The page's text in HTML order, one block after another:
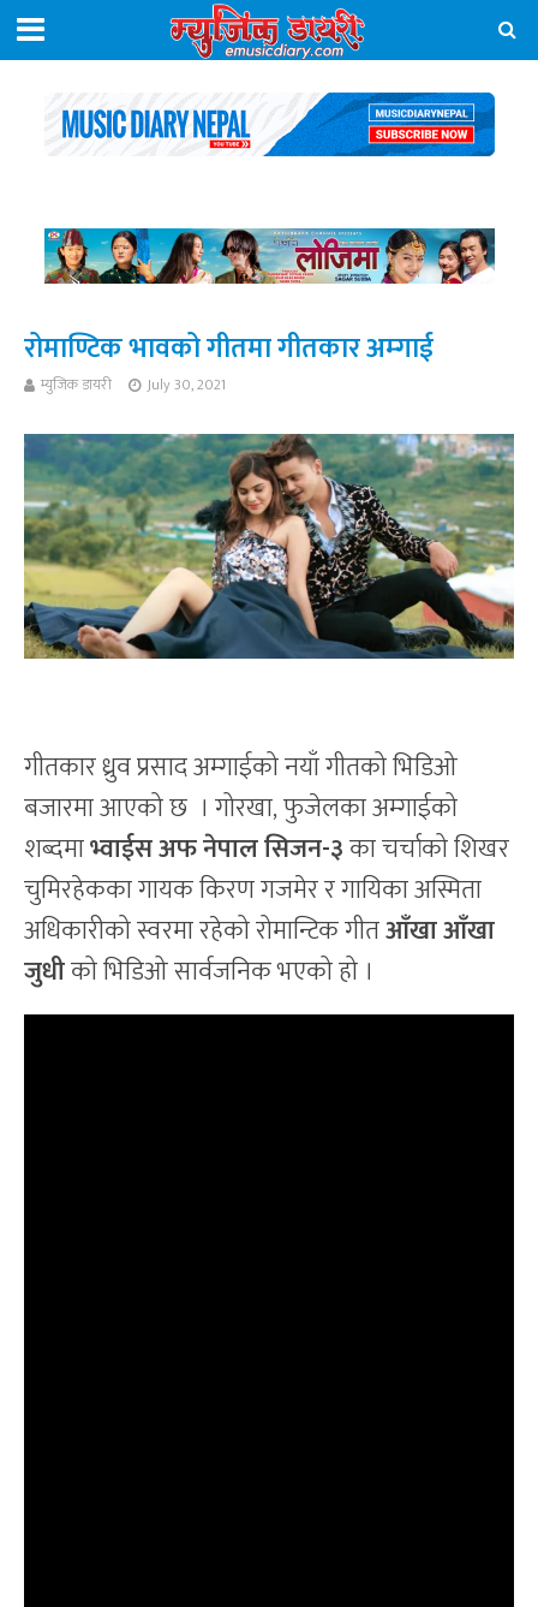
रोमाण्टिक भावको गीतमा गीतकार अम्गाई
म्युजिक डायरी July 30, 2021
गीतकार ध्रुव प्रसाद अम्गाईको नयाँ गीतको भिडिओ
बजारमा आएको छ । गोरखा, फुजेलका अम्गाईको
शब्दमाभ्वाईस अफ नेपाल सिजन-३का चर्चाको शिखर
चुमिरहेकका गायक किरण गजमेर र गायिका अस्मिता
अधिकारीको स्वरमा रहेको रोमान्टिक गीतआँखा आँखा
जुधीको भिडिओ सार्वजनिक भएको हो ।